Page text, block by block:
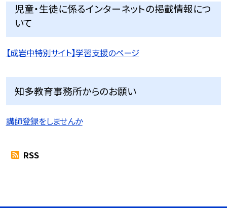
児童・生徒に係るインターネットの掲載情報につ
いて
【成岩中特別サイト】学習支援のページ
知多教育事務所からのお願い
講師登録をしませんか
RSS